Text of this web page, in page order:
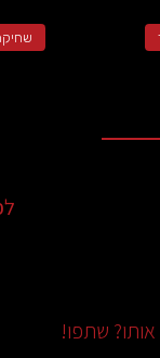
אותו? שתפו!